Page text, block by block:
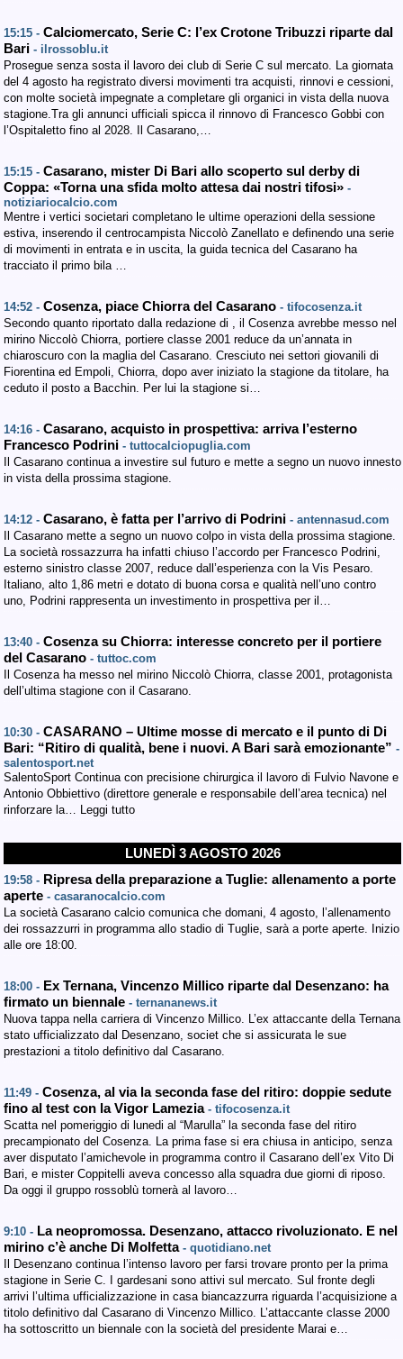
15:15 - Calciomercato, Serie C: l’ex Crotone Tribuzzi riparte dal
Bari - ilrossoblu.it
Prosegue senza sosta il lavoro dei club di Serie C sul mercato. La giornata
del 4 agosto ha registrato diversi movimenti tra acquisti, rinnovi e cessioni,
con molte società impegnate a completare gli organici in vista della nuova
stagione.Tra gli annunci ufficiali spicca il rinnovo di Francesco Gobbi con
l’Ospitaletto fino al 2028. Il Casarano,…
15:15 - Casarano, mister Di Bari allo scoperto sul derby di
Coppa: «Torna una sfida molto attesa dai nostri tifosi» -
notiziariocalcio.com
Mentre i vertici societari completano le ultime operazioni della sessione
estiva, inserendo il centrocampista Niccolò Zanellato e definendo una serie
di movimenti in entrata e in uscita, la guida tecnica del Casarano ha
tracciato il primo bila …
14:52 - Cosenza, piace Chiorra del Casarano - tifocosenza.it
Secondo quanto riportato dalla redazione di , il Cosenza avrebbe messo nel
mirino Niccolò Chiorra, portiere classe 2001 reduce da un’annata in
chiaroscuro con la maglia del Casarano. Cresciuto nei settori giovanili di
Fiorentina ed Empoli, Chiorra, dopo aver iniziato la stagione da titolare, ha
ceduto il posto a Bacchin. Per lui la stagione si…
14:16 - Casarano, acquisto in prospettiva: arriva l’esterno
Francesco Podrini - tuttocalciopuglia.com
Il Casarano continua a investire sul futuro e mette a segno un nuovo innesto
in vista della prossima stagione.
14:12 - Casarano, è fatta per l’arrivo di Podrini - antennasud.com
Il Casarano mette a segno un nuovo colpo in vista della prossima stagione.
La società rossazzurra ha infatti chiuso l’accordo per Francesco Podrini,
esterno sinistro classe 2007, reduce dall’esperienza con la Vis Pesaro.
Italiano, alto 1,86 metri e dotato di buona corsa e qualità nell’uno contro
uno, Podrini rappresenta un investimento in prospettiva per il…
13:40 - Cosenza su Chiorra: interesse concreto per il portiere
del Casarano - tuttoc.com
Il Cosenza ha messo nel mirino Niccolò Chiorra, classe 2001, protagonista
dell’ultima stagione con il Casarano.
10:30 - CASARANO – Ultime mosse di mercato e il punto di Di
Bari: “Ritiro di qualità, bene i nuovi. A Bari sarà emozionante” -
salentosport.net
SalentoSport Continua con precisione chirurgica il lavoro di Fulvio Navone e
Antonio Obbiettivo (direttore generale e responsabile dell’area tecnica) nel
rinforzare la… Leggi tutto
LUNEDÌ 3 AGOSTO 2026
19:58 - Ripresa della preparazione a Tuglie: allenamento a porte
aperte - casaranocalcio.com
La società Casarano calcio comunica che domani, 4 agosto, l’allenamento
dei rossazzurri in programma allo stadio di Tuglie, sarà a porte aperte. Inizio
alle ore 18:00.
18:00 - Ex Ternana, Vincenzo Millico riparte dal Desenzano: ha
firmato un biennale - ternananews.it
Nuova tappa nella carriera di Vincenzo Millico. L’ex attaccante della Ternana
stato ufficializzato dal Desenzano, societ che si assicurata le sue
prestazioni a titolo definitivo dal Casarano.
11:49 - Cosenza, al via la seconda fase del ritiro: doppie sedute
fino al test con la Vigor Lamezia - tifocosenza.it
Scatta nel pomeriggio di lunedi al “Marulla” la seconda fase del ritiro
precampionato del Cosenza. La prima fase si era chiusa in anticipo, senza
aver disputato l’amichevole in programma contro il Casarano dell’ex Vito Di
Bari, e mister Coppitelli aveva concesso alla squadra due giorni di riposo.
Da oggi il gruppo rossoblù tornerà al lavoro…
9:10 - La neopromossa. Desenzano, attacco rivoluzionato. E nel
mirino c’è anche Di Molfetta - quotidiano.net
Il Desenzano continua l’intenso lavoro per farsi trovare pronto per la prima
stagione in Serie C. I gardesani sono attivi sul mercato. Sul fronte degli
arrivi l’ultima ufficializzazione in casa biancazzurra riguarda l’acquisizione a
titolo definitivo dal Casarano di Vincenzo Millico. L’attaccante classe 2000
ha sottoscritto un biennale con la società del presidente Marai e…